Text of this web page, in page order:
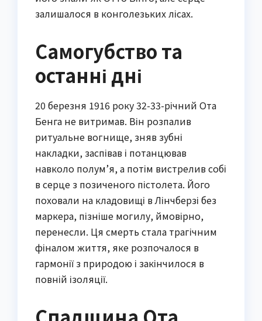
залишалося в конголезьких лісах.
Самогубство та
останні дні
20 березня 1916 року 32-33-річний Ота
Бенга не витримав. Він розпалив
ритуальне вогнище, зняв зубні
накладки, заспівав і потанцював
навколо полум’я, а потім вистрелив собі
в серце з позиченого пістолета. Його
поховали на кладовищі в Лінчберзі без
маркера, пізніше могилу, ймовірно,
перенесли. Ця смерть стала трагічним
фіналом життя, яке розпочалося в
гармонії з природою і закінчилося в
повній ізоляції.